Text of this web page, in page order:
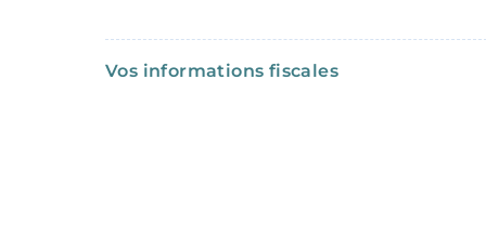
Vos informations fiscales